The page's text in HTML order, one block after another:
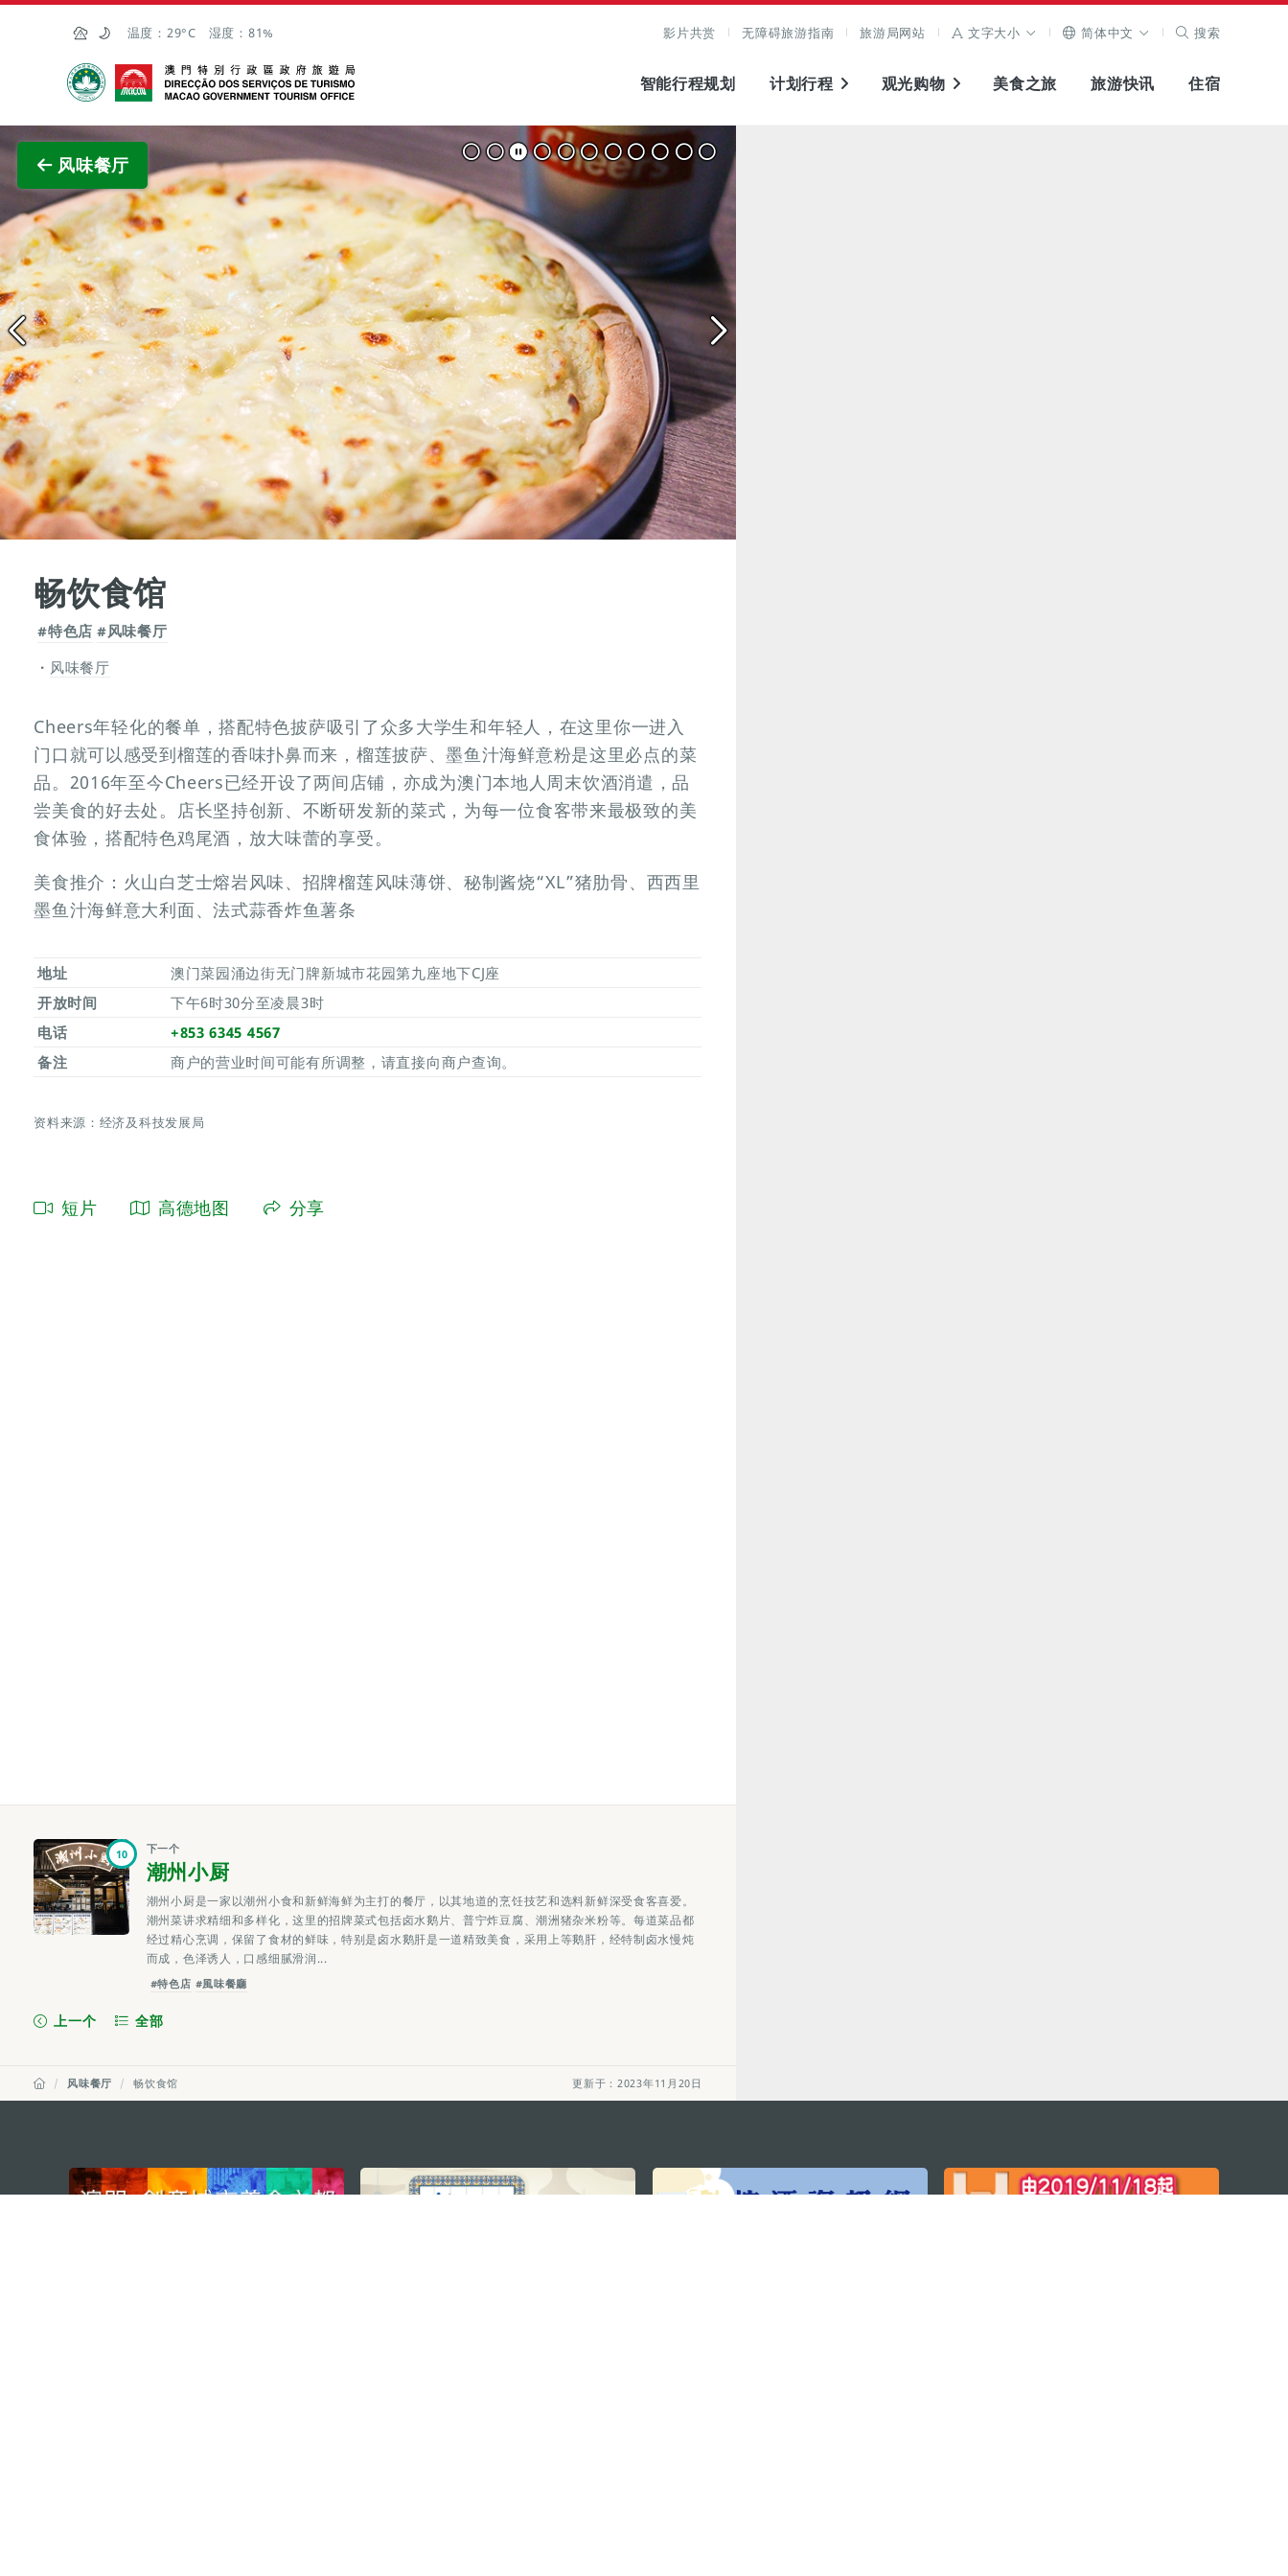
跳至主内容
温度： 29°C 湿度： 81% 影片共赏 无障碍旅游指南 旅游局网站 文字大小 简体中文 搜索
澳门特别行政区政府旅游局
智能行程规划 计划行程 观光购物 美食之旅 旅游快讯 住宿
风味餐厅
查看原图
畅饮食馆
#特色店 #风味餐厅
风味餐厅
Cheers年轻化的餐单，搭配特色披萨吸引了众多大学生和年轻人，在这里你一进入
门口就可以感受到榴莲的香味扑鼻而来，榴莲披萨、墨鱼汁海鲜意粉是这里必点的菜
品。2016年至今Cheers已经开设了两间店铺，亦成为澳门本地人周末饮酒消遣，品
尝美食的好去处。店长坚持创新、不断研发新的菜式，为每一位食客带来最极致的美
食体验，搭配特色鸡尾酒，放大味蕾的享受。
美食推介：火山白芝士熔岩风味、招牌榴莲风味薄饼、秘制酱烧“XL”猪肋骨、西西里
墨鱼汁海鲜意大利面、法式蒜香炸鱼薯条
地址
澳门菜园涌边街无门牌新城市花园第九座地下CJ座
开放时间
下午6时30分至凌晨3时
电话
+853 6345 4567
备注
商户的营业时间可能有所调整，请直接向商户查询。
资料来源：经济及科技发展局
短片 高德地图 分享
10 下一个
潮州小厨
潮州小厨是一家以潮州小食和新鲜海鲜为主打的餐厅，以其地道的烹饪技艺和选料新鲜深受食客喜爱。
潮州菜讲求精细和多样化，这里的招牌菜式包括卤水鹅片、普宁炸豆腐、潮洲猪杂米粉等。每道菜品都
经过精心烹调，保留了食材的鲜味，特别是卤水鹅肝是一道精致美食，采用上等鹅肝，经特制卤水慢炖
而成，色泽诱人，口感细腻滑润...
#特色店 #風味餐廳
上一个 全部
更新于：2023年11月20日
风味餐厅 畅饮食馆
external links